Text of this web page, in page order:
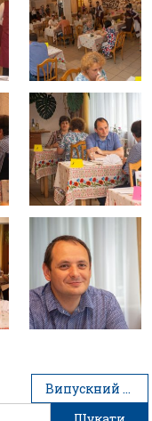
Випускний 2019